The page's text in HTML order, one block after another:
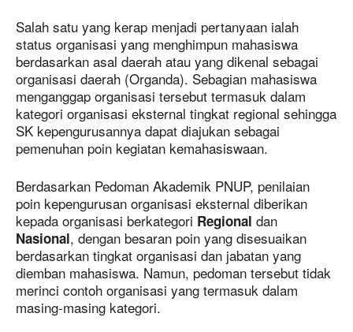
Salah satu yang kerap menjadi pertanyaan ialah
status organisasi yang menghimpun mahasiswa
berdasarkan asal daerah atau yang dikenal sebagai
organisasi daerah (Organda). Sebagian mahasiswa
menganggap organisasi tersebut termasuk dalam
kategori organisasi eksternal tingkat regional sehingga
SK kepengurusannya dapat diajukan sebagai
pemenuhan poin kegiatan kemahasiswaan.
Berdasarkan Pedoman Akademik PNUP, penilaian
poin kepengurusan organisasi eksternal diberikan
kepada organisasi berkategori Regional dan
Nasional, dengan besaran poin yang disesuaikan
berdasarkan tingkat organisasi dan jabatan yang
diemban mahasiswa. Namun, pedoman tersebut tidak
merinci contoh organisasi yang termasuk dalam
masing-masing kategori.